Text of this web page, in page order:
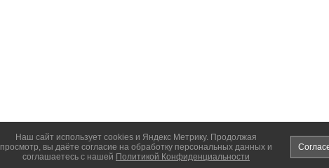
Наш сайт использует cookies и Яндекс Метрику. Продолжая
просмотр, вы даёте согласие на обработку персональных данных и
соглашаетесь с нашей Политикой Конфиденциальности